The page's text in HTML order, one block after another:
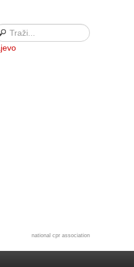
national cpr association